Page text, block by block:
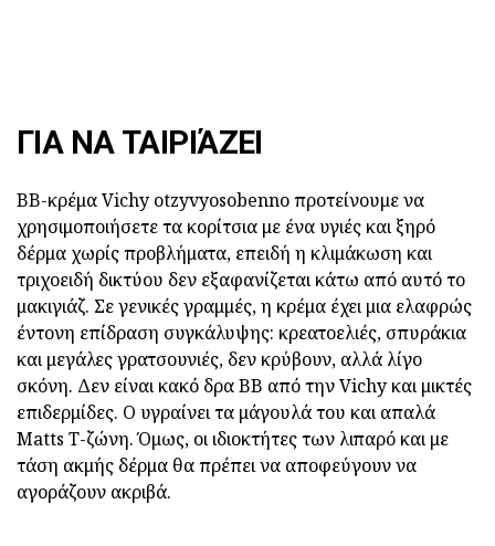
ΓΙΑ ΝΑ ΤΑΙΡΙΆΖΕΙ
BB-κρέμα Vichy otzyvyosobenno προτείνουμε να
χρησιμοποιήσετε τα κορίτσια με ένα υγιές και ξηρό
δέρμα χωρίς προβλήματα, επειδή η κλιμάκωση και
τριχοειδή δικτύου δεν εξαφανίζεται κάτω από αυτό το
μακιγιάζ. Σε γενικές γραμμές, η κρέμα έχει μια ελαφρώς
έντονη επίδραση συγκάλυψης: κρεατοελιές, σπυράκια
και μεγάλες γρατσουνιές, δεν κρύβουν, αλλά λίγο
σκόνη. Δεν είναι κακό δρα BB από την Vichy και μικτές
επιδερμίδες. Ο υγραίνει τα μάγουλά του και απαλά
Matts Τ-ζώνη. Όμως, οι ιδιοκτήτες των λιπαρό και με
τάση ακμής δέρμα θα πρέπει να αποφεύγουν να
αγοράζουν ακριβά.